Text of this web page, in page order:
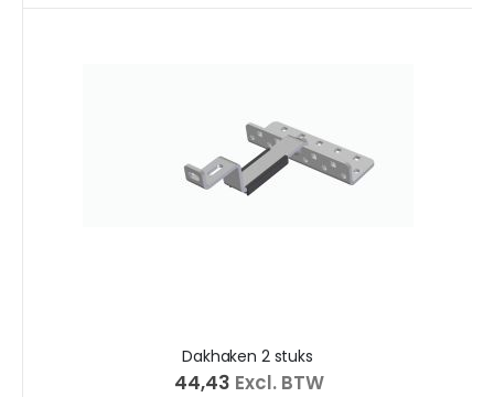
Dakhaken 2 stuks
€ 44,43 Excl. BTW